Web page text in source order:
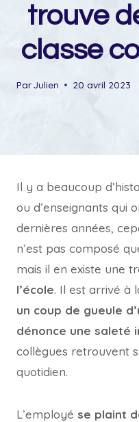
trouve
classe
ParJulien 20 avril 2023
Il y a beaucoup
ou d’enseignants qui
dernières années,
n’est pas composé
mais il en existe une
l’école. Il est arrivé à
un coup de gueule
dénonce une saleté
collègues retrouvent
quotidien.
L’employé se plaint